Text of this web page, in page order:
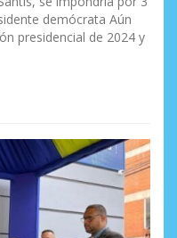
demócrata Aún
presidencial de 2024 y